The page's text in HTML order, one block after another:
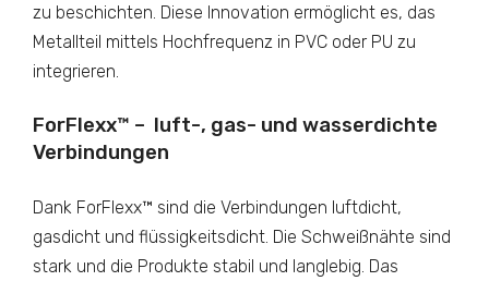
zu beschichten. Diese Innovation ermöglicht es, das
Metallteil mittels Hochfrequenz in PVC oder PU zu
integrieren.
ForFlexx™ – luft-, gas- und wasserdichte
Verbindungen
Dank ForFlexx™ sind die Verbindungen luftdicht,
gasdicht und flüssigkeitsdicht. Die Schweißnähte sind
stark und die Produkte stabil und langlebig. Das